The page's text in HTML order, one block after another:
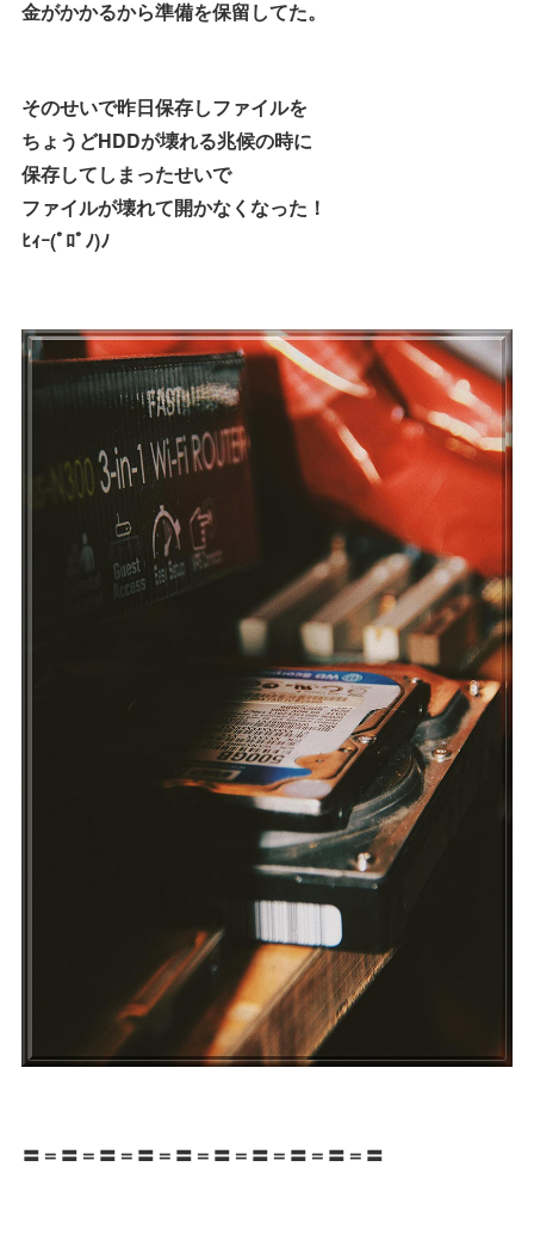
金がかかるから準備を保留してた。
そのせいで昨日保存しファイルを
ちょうどHDDが壊れる兆候の時に
保存してしまったせいで
ファイルが壊れて開かなくなった！
ﾋｨｰ(ﾟﾛﾟﾉ)ﾉ
〓＝〓＝〓＝〓＝〓＝〓＝〓＝〓＝〓＝〓